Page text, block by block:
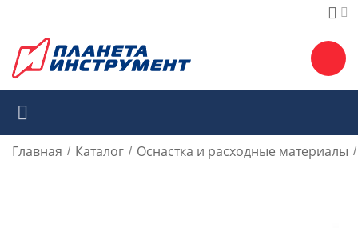
Главная / Каталог / Оснастка и расходные материалы /